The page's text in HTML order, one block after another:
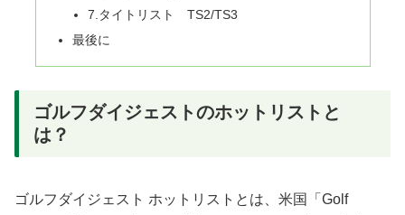
7.タイトリスト TS2/TS3
最後に
ゴルフダイジェストのホットリストと
は？
ゴルフダイジェスト ホットリストとは、米国「Golf